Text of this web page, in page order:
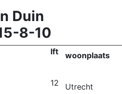
Duin
8-10
lft
woonplaats
12
Utrecht